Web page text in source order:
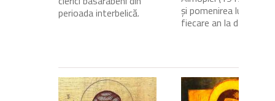
perioada interbelică.
și pomenirea lui în
fiecare an la data de...